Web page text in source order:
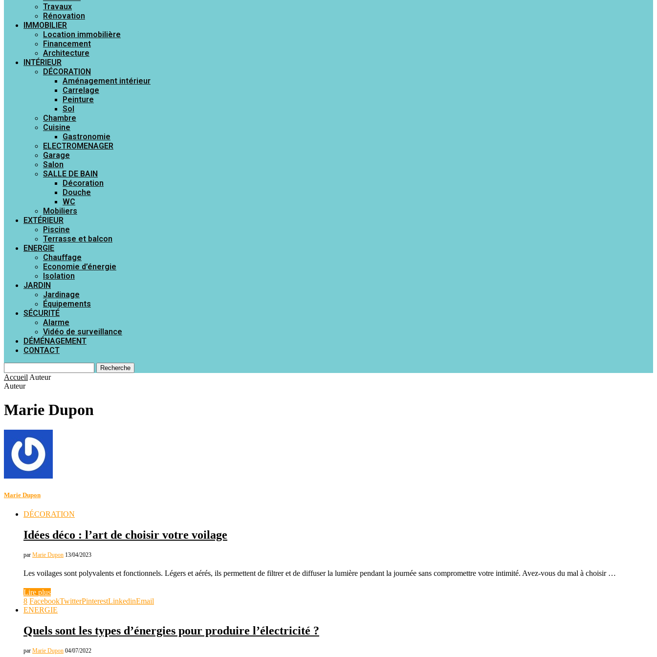
Travaux
Rénovation
IMMOBILIER
Location immobilière
Financement
Architecture
INTÉRIEUR
DÉCORATION
Aménagement intérieur
Carrelage
Peinture
Sol
Chambre
Cuisine
Gastronomie
ELECTROMENAGER
Garage
Salon
SALLE DE BAIN
Décoration
Douche
WC
Mobiliers
EXTÉRIEUR
Piscine
Terrasse et balcon
ENERGIE
Chauffage
Economie d’énergie
Isolation
JARDIN
Jardinage
Équipements
SÉCURITÉ
Alarme
Vidéo de surveillance
DÉMÉNAGEMENT
CONTACT
Recherche
Accueil Auteur
Auteur
Marie Dupon
Marie Dupon
DÉCORATION
Idées déco : l’art de choisir votre voilage
par Marie Dupon 13/04/2023
Les voilages sont polyvalents et fonctionnels. Légers et aérés, ils permettent de filtrer et de diffuser la lumière pendant la journée sans compromettre votre intimité. Avez-vous du mal à choisir …
Lire plus
8 FacebookTwitterPinterestLinkedinEmail
ENERGIE
Quels sont les types d’énergies pour produire l’électricité ?
par Marie Dupon 04/07/2022